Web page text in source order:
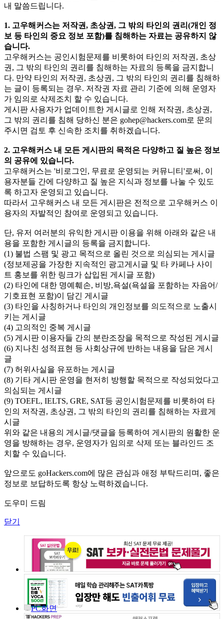
내 말씀드립니다.
1. 고우해커스는 저작권, 초상권, 그 밖의 타인의 권리(개인 정
보 등 타인의 중요 정보 포함)를 침해하는 자료는 공유하지 않
습니다.
고우해커스는 공인시험문제를 비롯하여 타인의 저작권, 초상
권, 그 밖의 타인의 권리를 침해하는 자료의 등록을 금지합니
다. 만약 타인의 저작권, 초상권, 그 밖의 타인의 권리를 침해하
는 글이 등록되는 경우. 저작권 자료 관리 기준에 의해 운영자
가 임의로 삭제조치 할 수 있습니다.
게시판 사용자가 업데이트한 게시글로 인해 저작권, 초상권,
그 밖의 권리를 침해 당하신 분은 gohep@hackers.com로 문의
주시면 검토 후 신속한 조치를 취하겠습니다.
2. 고우해커스 내 모든 게시판의 목적은 다양하고 질 높은 정보
의 공유에 있습니다.
고우해커스는 '비로그인, 무료로 운영되는 커뮤니티'로써, 이
용자분들 간에 다양하고 질 높은 지식과 정보를 나눌 수 있도
록 하고자 운영되고 있습니다.
따라서 고우해커스 내 모든 게시판은 전적으로 고우해커스 이
용자의 자발적인 참여로 운영되고 있습니다.
단, 유저 여러분의 유익한 게시판 이용을 위해 아래와 같은 내
용을 포함한 게시글의 등록을 금지합니다.
(1) 불법 스팸 및 광고 목적으로 올린 것으로 의심되는 게시글
(정보제공을 가장한 지속적인 광고게시글 및 타 카페나 사이
트 홍보를 위한 링크가 삽입된 게시글 포함)
(2) 타인에 대한 명예훼손, 비방,욕설(욕설을 포함하는 자음어/
기호표현 포함)이 담긴 게시글
(3) 타인을 사칭하거나 타인의 개인정보를 의도적으로 노출시
키는 게시글
(4) 고의적인 중복 게시글
(5) 게시판 이용자들 간의 분란조장을 목적으로 작성된 게시글
(6) 지나친 성적표현 등 사회상규에 반하는 내용을 담은 게시
글
(7) 허위사실을 유포하는 게시글
(8) 기타 게시판 운영을 현저히 방행할 목적으로 작성되었다고
의심되는 게시글
(9) TOEFL, IELTS, GRE, SAT등 공인시험문제를 비롯하여 타
인의 저작권, 초상권, 그 밖의 타인의 권리를 침해하는 자료게
시글
위와 같은 내용의 게시글/댓글을 등록하여 게시판의 원활한 운
영을 방해하는 경우, 운영자가 임의로 삭제 또는 블라인드 조
치할 수 있습니다.
앞으로도 goHackers.com에 많은 관심과 애정 부탁드리며, 좋은
정보로 보답하도록 항상 노력하겠습니다.
도우미 드림
닫기
PC화면